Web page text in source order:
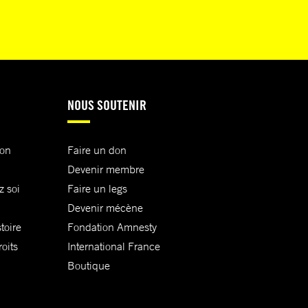
soi
NOUS SOUTENIR
Faire un don
Devenir membre
Faire un legs
Devenir mécène
Fondation Amnesty
International France
Boutique